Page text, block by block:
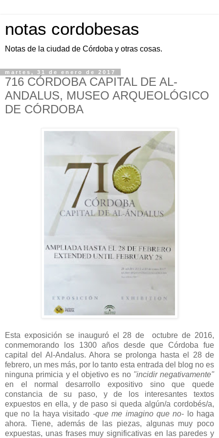
notas cordobesas
Notas de la ciudad de Córdoba y otras cosas.
martes, 31 de enero de 2017
716 CÓRDOBA CAPITAL DE AL-
ANDALUS, MUSEO ARQUEOLÓGICO
DE CÓRDOBA
Esta exposición se inauguró el 28 de octubre de 2016,
conmemorando los 1300 años desde que Córdoba fue
capital del Al-Andalus. Ahora se prolonga hasta el 28 de
febrero, un mes más, por lo tanto esta entrada del blog no es
ninguna primicia y el objetivo es no "incidir negativamente"
en el normal desarrollo expositivo sino que quede
constancia de su paso, y de los interesantes textos
expuestos en ella, y de paso si queda algún/a cordobés/a,
que no la haya visitado -que me imagino que no- lo haga
ahora. Tiene, además de las piezas, algunas muy poco
expuestas, unas frases muy significativas en las paredes y